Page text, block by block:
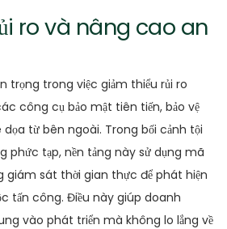
ro và nâng cao an
trọng trong việc giảm thiểu rủi ro
công cụ bảo mật tiên tiến, bảo vệ
từ bên ngoài. Trong bối cảnh tội
phức tạp, nền tảng này sử dụng mã
giám sát thời gian thực để phát hiện
tấn công. Điều này giúp doanh
vào phát triển mà không lo lắng về